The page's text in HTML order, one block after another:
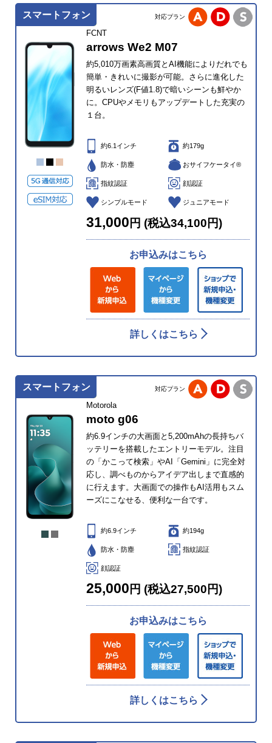
スマートフォン 対応プラン
FCNT
arrows We2 M07
約5,010万画素高画質とAI機能によりだれでも
簡単・きれいに撮影が可能。さらに進化した
明るいレンズ(F値1.8)で暗いシーンも鮮やか
に。CPUやメモリもアップデートした充実の
１台。
約6.1インチ 約179g
防水・防塵 おサイフケータイ®
指紋認証 顔認証
シンプルモード ジュニアモード
31,000 円 (税込34,100円)
お申込みはこちら
詳しくはこちら
スマートフォン 対応プラン
Motorola
moto g06
約6.9インチの大画面と5,200mAhの長持ちバ
ッテリーを搭載したエントリーモデル。注目
の「かこって検索」やAI「Gemini」に完全対
応し、調べものからアイデア出しまで直感的
に行えます。大画面での操作もAI活用もスム
ーズにこなせる、便利な一台です。
約6.9インチ 約194g
防水・防塵 指紋認証
顔認証
25,000 円 (税込27,500円)
お申込みはこちら
詳しくはこちら